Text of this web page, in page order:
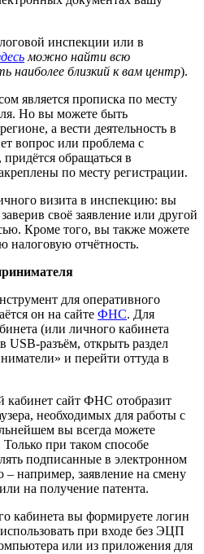
инспекции или в
можно найти всю
наиболее близкий к вам центр).
является прописка по месту
Но вы можете быть
а вести деятельность в
вопрос или проблема с
обращаться в
по месту регистрации.
визита в инспекцию: вы
своё заявление или другой
Кроме того, вы также можете
налоговую отчётность.
для оперативного
он на сайте ФНС. Для
(или личного кабинета
разъём, открыть раздел
и перейти оттуда в
сайт ФНС отобразит
необходимых для работы с
вы всегда можете
Только при таком способе
подписанные в электронном
– например, заявление на смену
на получение патента.
кабинета вы формируете логин
при входе без ЭЦП
или из приложения для